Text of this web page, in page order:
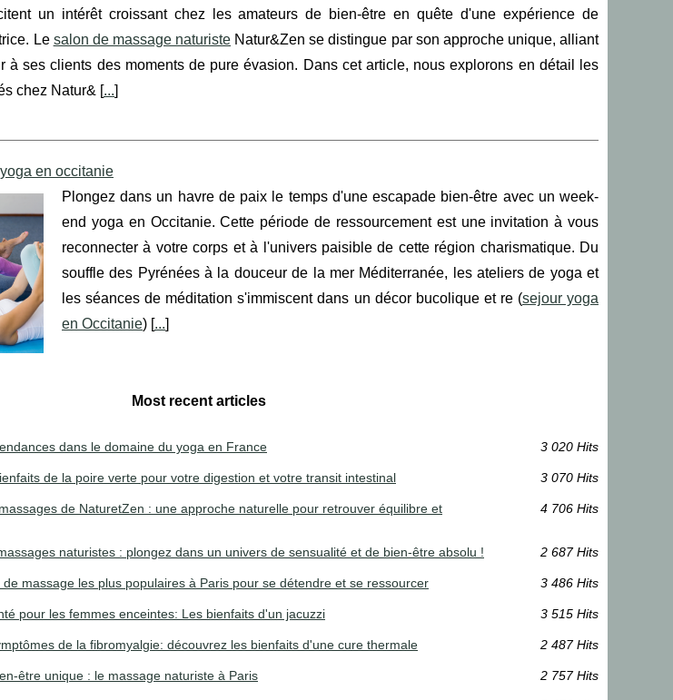
un intérêt croissant chez les amateurs de bien-être en quête d'une expérience de
Le salon de massage naturiste Natur&Zen se distingue par son approche unique, alliant
à ses clients des moments de pure évasion. Dans cet article, nous explorons en détail les
chez Natur& [...]
en occitanie
Plongez dans un havre de paix le temps d'une escapade bien-être avec un week-
end yoga en Occitanie. Cette période de ressourcement est une invitation à vous
reconnecter à votre corps et à l'univers paisible de cette région charismatique. Du
souffle des Pyrénées à la douceur de la mer Méditerranée, les ateliers de yoga et
les séances de méditation s'immiscent dans un décor bucolique et re (sejour yoga
en Occitanie) [...]
Most recent articles
dans le domaine du yoga en France 3 020 Hits
de la poire verte pour votre digestion et votre transit intestinal 3 070 Hits
de NaturetZen : une approche naturelle pour retrouver équilibre et
4 706 Hits
naturistes : plongez dans un univers de sensualité et de bien-être absolu ! 2 687 Hits
de massage les plus populaires à Paris pour se détendre et se ressourcer 3 486 Hits
pour les femmes enceintes: Les bienfaits d'un jacuzzi 3 515 Hits
de la fibromyalgie: découvrez les bienfaits d'une cure thermale 2 487 Hits
être unique : le massage naturiste à Paris 2 757 Hits